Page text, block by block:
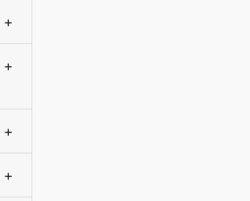
+
+
+
+